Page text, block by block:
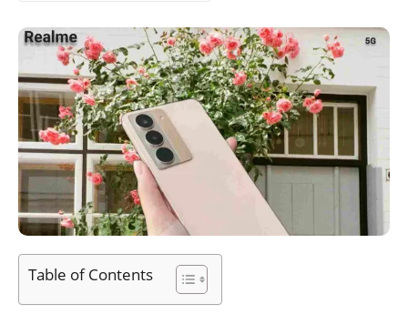
Table of Contents